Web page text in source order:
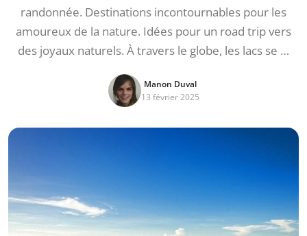
randonnée. Destinations incontournables pour les
amoureux de la nature. Idées pour un road trip vers
des joyaux naturels. À travers le globe, les lacs se …
Manon Duval
13 février 2025